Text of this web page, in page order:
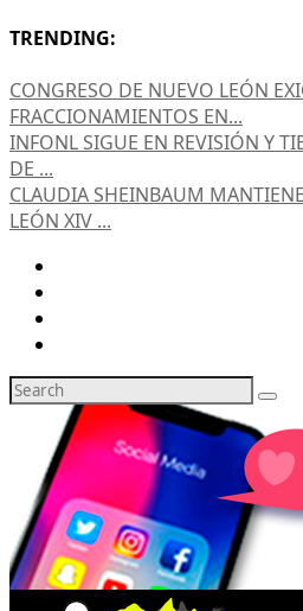
TRENDING:
CONGRESO DE NUEVO LEÓN
FRACCIONAMIENTOS EN...
INFONL SIGUE EN REVISIÓN Y
DE ...
CLAUDIA SHEINBAUM
LEÓN XIV ...